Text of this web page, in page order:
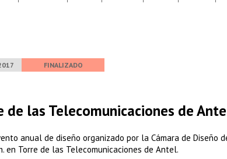
FINALIZADO
de las Telecomunicaciones de
anual de diseño organizado por la Cámara de Diseño
en Torre de las Telecomunicaciones de Antel.